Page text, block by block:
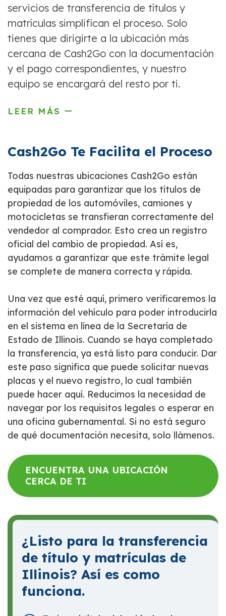
servicios de transferencia de títulos y
matrículas simplifican el proceso. Solo
tienes que dirigirte a la ubicación más
cercana de Cash2Go con la documentación
y el pago correspondientes, y nuestro
equipo se encargará del resto por ti.
LEER MÁS
¿Listo para la transferencia
de título y matrículas de
Illinois? Así es como
funciona.
Cash2Go Te Facilita el Proceso
Todas nuestras ubicaciones Cash2Go están
equipadas para garantizar que los títulos de
propiedad de los automóviles, camiones y
motocicletas se transfieran correctamente del
vendedor al comprador. Esto crea un registro
oficial del cambio de propiedad. Así es,
ayudamos a garantizar que este trámite legal
se complete de manera correcta y rápida.
Una vez que esté aquí, primero verificaremos la
información del vehículo para poder introducirla
en el sistema en línea de la Secretaría de
Estado de Illinois. Cuando se haya completado
la transferencia, ya está listo para conducir. Dar
este paso significa que puede solicitar nuevas
placas y el nuevo registro, lo cual también
puede hacer aquí. Reducimos la necesidad de
navegar por los requisitos legales o esperar en
una oficina gubernamental. Si no está seguro
de qué documentación necesita, solo llámenos.
ENCUENTRA UNA UBICACIÓN
CERCA DE TI